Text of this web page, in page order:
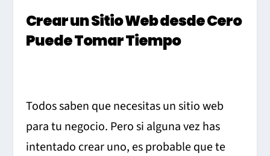
Crear un Sitio Web desde Cero
Puede Tomar Tiempo
Todos saben que necesitas un sitio web
para tu negocio. Pero si alguna vez has
intentado crear uno, es probable que te